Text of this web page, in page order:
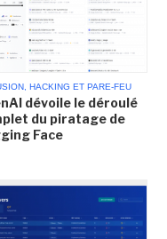
HACKING ET PARE-FEU
dévoile le déroulé
du piratage de
Face